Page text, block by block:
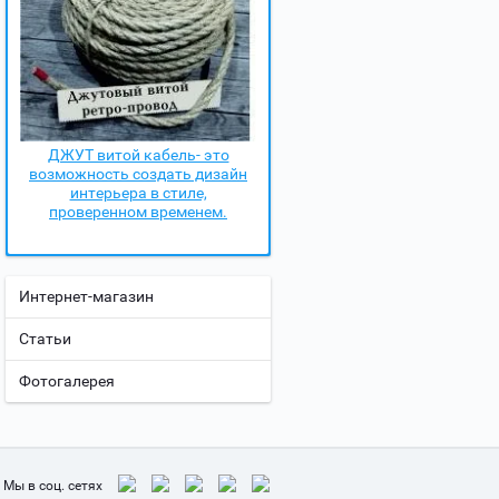
ДЖУТ витой кабель- это
возможность создать дизайн
интерьера в стиле,
проверенном временем.
Интернет-магазин
Статьи
Фотогалерея
Мы в соц. сетях